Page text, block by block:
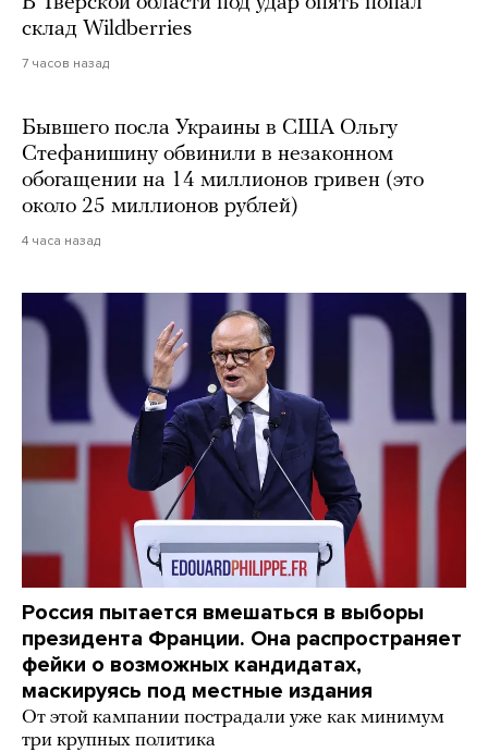
склад Wildberries
7 часов назад
Бывшего посла Украины в США Ольгу
Стефанишину обвинили в незаконном
обогащении на 14 миллионов гривен (это
около 25 миллионов рублей)
4 часа назад
Россия пытается вмешаться в выборы
президента Франции. Она распространяет
фейки о возможных кандидатах,
маскируясь под местные издания
От этой кампании пострадали уже как минимум
три крупных политика